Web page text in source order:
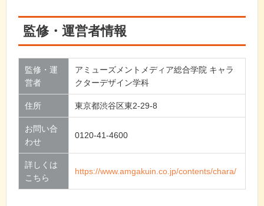
監修・運営者情報
監修・運
営者
アミューズメントメディア総合学院 キャラ
クターデザイン学科
住所 東京都渋谷区東2-29-8
お問い合
わせ
0120-41-4600
詳しくは
こちら
https://www.amgakuin.co.jp/contents/chara/